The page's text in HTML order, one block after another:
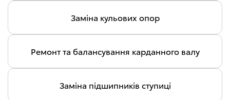
Заміна кульових опор
Ремонт та балансування карданного валу
Заміна підшипників ступиці